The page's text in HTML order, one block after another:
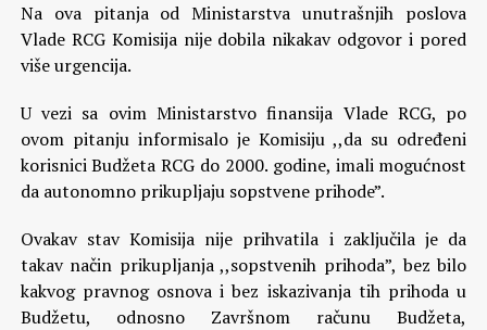
Na ova pitanja od Ministarstva unutrašnjih poslova
Vlade RCG Komisija nije dobila nikakav odgovor i pored
više urgencija.
U vezi sa ovim Ministarstvo finansija Vlade RCG, po
ovom pitanju informisalo je Komisiju ,,da su određeni
korisnici Budžeta RCG do 2000. godine, imali mogućnost
da autonomno prikupljaju sopstvene prihode”.
Ovakav stav Komisija nije prihvatila i zaključila je da
takav način prikupljanja ,,sopstvenih prihoda”, bez bilo
kakvog pravnog osnova i bez iskazivanja tih prihoda u
Budžetu, odnosno Završnom računu Budžeta,